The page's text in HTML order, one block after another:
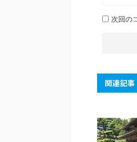
次回の
関連記事